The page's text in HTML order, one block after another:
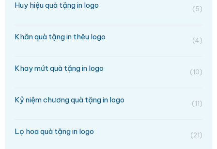
Huy hiệu quà tặng in logo (5)
Khăn quà tặng in thêu logo (4)
Khay mứt quà tặng in logo (10)
Kỷ niệm chương quà tặng in logo (11)
Lọ hoa quà tặng in logo (21)